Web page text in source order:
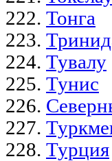
Тонга
Тувалу
Тунис
Турция